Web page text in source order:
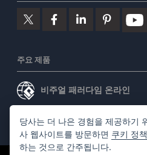
주요 제품
비주얼 패러다임 온라인
비주얼 패러다임 데스크톱
당사는 더 나은 경험을 제공하기
사 웹사이트를 방문하면 쿠키 정책
하는 것으로 간주됩니다.